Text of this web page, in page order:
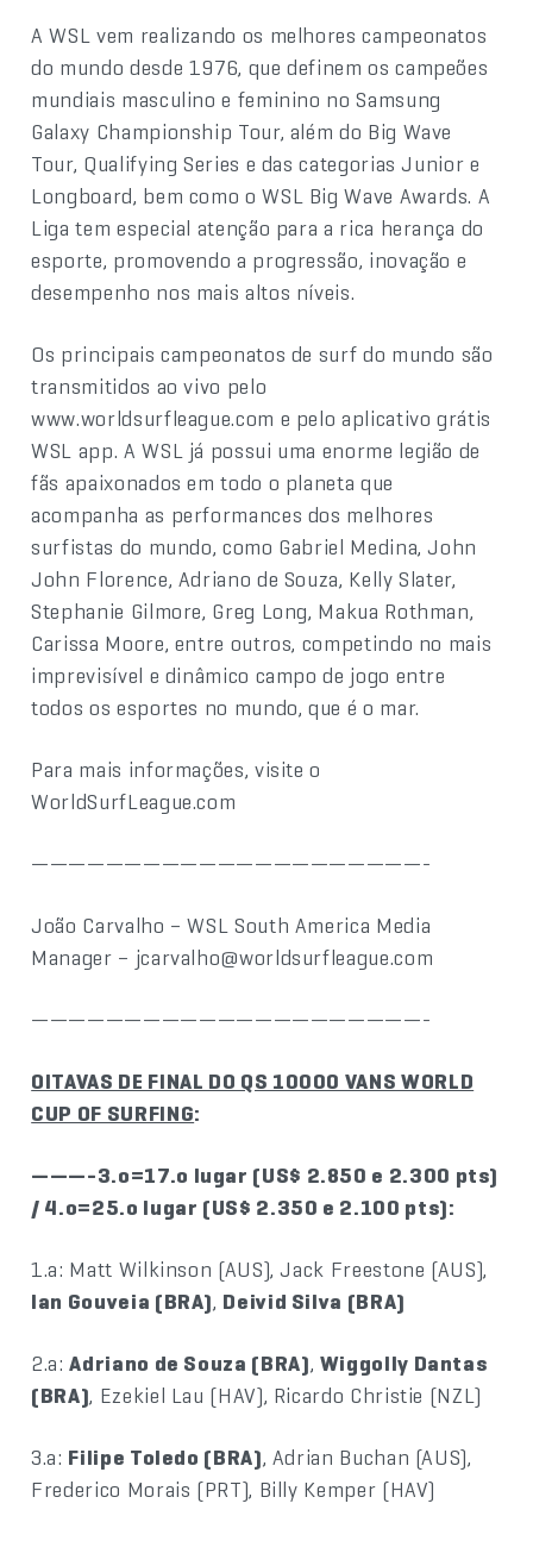
A WSL vem realizando os melhores campeonatos
do mundo desde 1976, que definem os campeões
mundiais masculino e feminino no Samsung
Galaxy Championship Tour, além do Big Wave
Tour, Qualifying Series e das categorias Junior e
Longboard, bem como o WSL Big Wave Awards. A
Liga tem especial atenção para a rica herança do
esporte, promovendo a progressão, inovação e
desempenho nos mais altos níveis.
Os principais campeonatos de surf do mundo são
transmitidos ao vivo pelo
www.worldsurfleague.com e pelo aplicativo grátis
WSL app. A WSL já possui uma enorme legião de
fãs apaixonados em todo o planeta que
acompanha as performances dos melhores
surfistas do mundo, como Gabriel Medina, John
John Florence, Adriano de Souza, Kelly Slater,
Stephanie Gilmore, Greg Long, Makua Rothman,
Carissa Moore, entre outros, competindo no mais
imprevisível e dinâmico campo de jogo entre
todos os esportes no mundo, que é o mar.
Para mais informações, visite o
WorldSurfLeague.com
—————————————————————-
João Carvalho – WSL South America Media
Manager – jcarvalho@worldsurfleague.com
—————————————————————-
OITAVAS DE FINAL DO QS 10000 VANS WORLD
CUP OF SURFING:
———-3.o=17.o lugar (US$ 2.850 e 2.300 pts)
/ 4.o=25.o lugar (US$ 2.350 e 2.100 pts):
1.a: Matt Wilkinson (AUS), Jack Freestone (AUS),
Ian Gouveia (BRA), Deivid Silva (BRA)
2.a:Adriano de Souza (BRA), Wiggolly Dantas
(BRA), Ezekiel Lau (HAV), Ricardo Christie (NZL)
3.a: Filipe Toledo (BRA), Adrian Buchan (AUS),
Frederico Morais (PRT), Billy Kemper (HAV)